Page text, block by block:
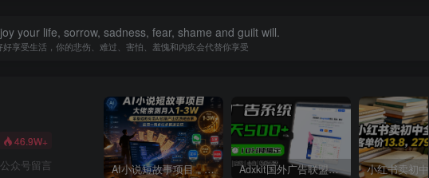
your life, sorrow, sadness, fear, shame and guilt will.
好享受生活，你的悲伤、难过、害怕、羞愧和内疚会代替你享受
46.9W+
众号留言 AI小说短故事项目，大佬亲测月入1-3W，零基础教你用AI批量产出优质短故事，实现一稿多吃多渠道变现 Adxkit国外广告联盟系统，一天上500+广告，让你的投放更加高效简单！